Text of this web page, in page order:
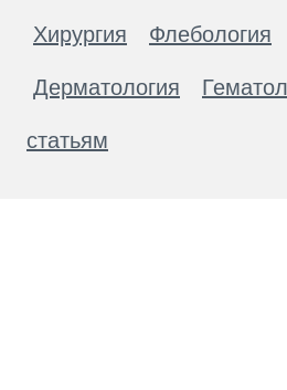
Хирургия Флебология
Дерматология
статьям